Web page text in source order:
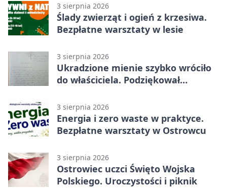
3 sierpnia 2026
Ślady zwierząt i ogień z krzesiwa.
Bezpłatne warsztaty w lesie
3 sierpnia 2026
Ukradzione mienie szybko wróciło
do właściciela. Podziękował
3 sierpnia 2026
Energia i zero waste w praktyce.
Bezpłatne warsztaty w Ostrowcu
3 sierpnia 2026
Ostrowiec uczci Święto Wojska
Polskiego. Uroczystości i piknik